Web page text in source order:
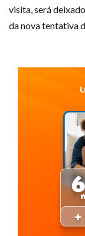
visita, será
da nova tentativa